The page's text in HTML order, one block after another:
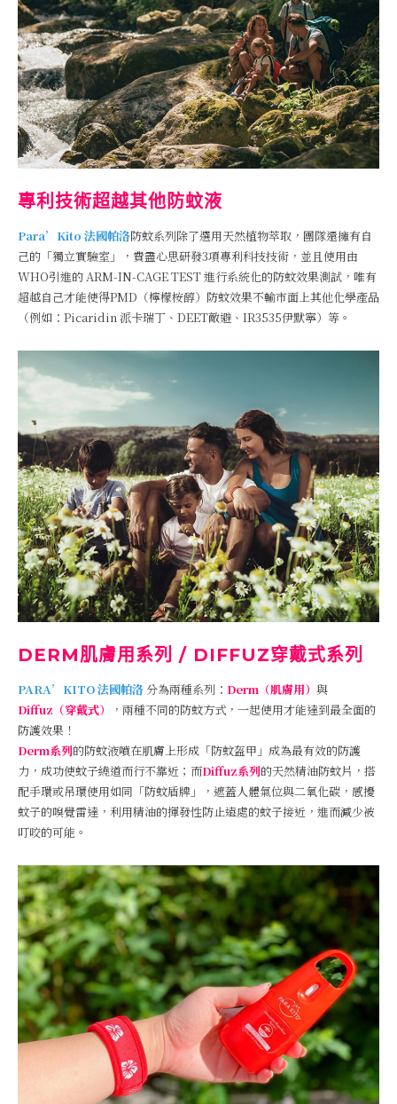
專利技術超越其他防蚊液
Para’Kito 法國帕洛防蚊系列除了選用天然植物萃取，團隊還擁有自
己的「獨立實驗室」，費盡心思研發3項專利科技技術，並且使用由
WHO引進的 ARM-IN-CAGE TEST 進行系統化的防蚊效果測試，唯有
超越自己才能使得PMD（檸檬桉醇）防蚊效果不輸市面上其他化學產品
（例如：Picaridin 派卡瑞丁、DEET敵避、IR3535伊默寧）等。
DERM肌膚用系列 / DIFFUZ穿戴式系列
PARA’KITO 法國帕洛分為兩種系列： Derm（肌膚用） 與
Diffuz（穿戴式）
，兩種不同的防蚊方式，一起使用才能達到最全面的
防護效果！
Derm系列的防蚊液噴在肌膚上形成「防蚊盔甲」成為最有效的防護
力，成功使蚊子繞道而行不靠近；而Diffuz系列的天然精油防蚊片，搭
配手環或吊環使用如同「防蚊盾牌」，遮蓋人體氣位與二氧化碳，感擾
蚊子的嗅覺雷達，利用精油的揮發性防止遠處的蚊子接近，進而減少被
叮咬的可能。